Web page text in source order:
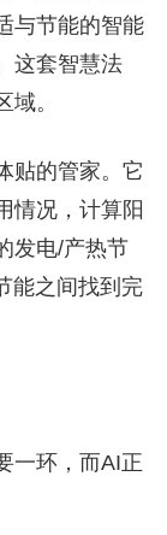
与节能的智能
这套智慧法
。
贴的管家。它
情况，计算阳
发电/产热节
能之间找到完
一环，而AI正